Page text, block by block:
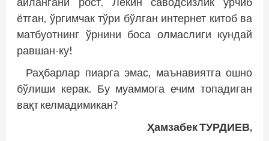
ётган, ўргимчак тўри бўлган интернет китоб ва
матбуотнинг ўрнини боса олмаслиги кундай
равшан-ку!
Раҳбарлар пиарга эмас, маънавиятга ошно
бўлиши керак. Бу муаммога ечим топадиган
вақт келмадимикан?
Ҳамзабек ТУРДИЕВ,